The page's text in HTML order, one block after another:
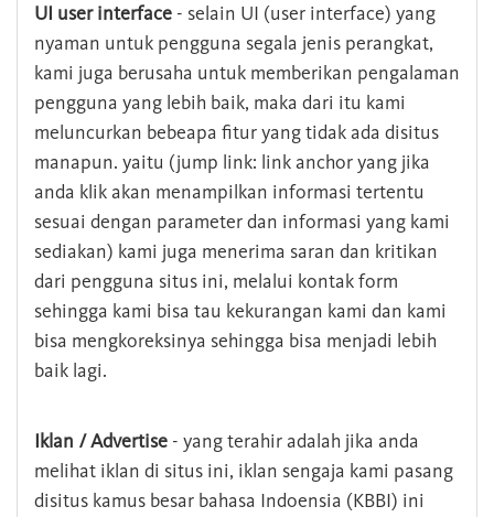
UI user interface - selain UI (user interface) yang
nyaman untuk pengguna segala jenis perangkat,
kami juga berusaha untuk memberikan pengalaman
pengguna yang lebih baik, maka dari itu kami
meluncurkan bebeapa fitur yang tidak ada disitus
manapun. yaitu (jump link: link anchor yang jika
anda klik akan menampilkan informasi tertentu
sesuai dengan parameter dan informasi yang kami
sediakan) kami juga menerima saran dan kritikan
dari pengguna situs ini, melalui kontak form
sehingga kami bisa tau kekurangan kami dan kami
bisa mengkoreksinya sehingga bisa menjadi lebih
baik lagi.
Iklan / Advertise - yang terahir adalah jika anda
melihat iklan di situs ini, iklan sengaja kami pasang
disitus kamus besar bahasa Indoensia (KBBI) ini